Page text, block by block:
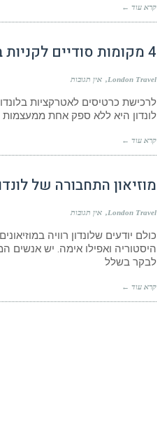
קרא עוד ←
4 מקומות סודיים לקניות בלונדון
London Travel אין תגובות
לונדון היא ללא ספק אחת ממעצמות
קרא עוד ←
מוזיאון התחבורה של
London Travel אין תגובות
כולם יודעים שלונדון רוויה
היסטוריה ואפילו אימה. יש אנשים
לבקר בשלל
קרא עוד ←